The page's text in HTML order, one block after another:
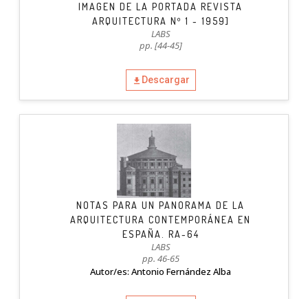
IMAGEN DE LA PORTADA REVISTA
ARQUITECTURA Nº 1 - 1959]
LABS
pp. [44-45]
Descargar
NOTAS PARA UN PANORAMA DE LA
ARQUITECTURA CONTEMPORÁNEA EN
ESPAÑA. RA-64
LABS
pp. 46-65
Autor/es: Antonio Fernández Alba